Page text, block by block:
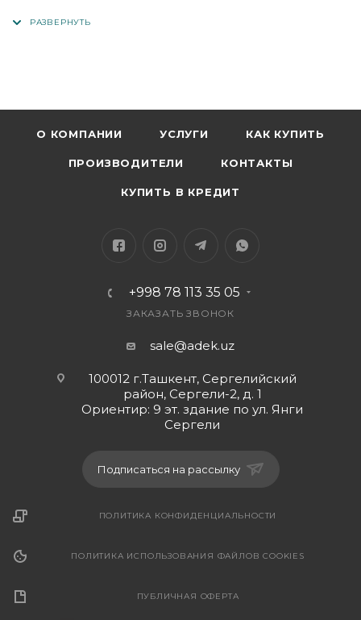
О КОМПАНИИ УСЛУГИ КАК КУПИТЬ
ПРОИЗВОДИТЕЛИ КОНТАКТЫ
КУПИТЬ В КРЕДИТ
+998 78 113 35 05
ЗАКАЗАТЬ ЗВОНОК
sale@adek.uz
100012 г.Ташкент, Сергелийский
район, Сергели-2, д. 1
Ориентир: 9 эт. здание по ул. Янги
Сергели
Подписаться на рассылку
ПОЛИТИКА КОНФИДЕНЦИАЛЬНОСТИ
ПОЛИТИКА ИСПОЛЬЗОВАНИЯ ФАЙЛОВ COOKIES
ПУБЛИЧНАЯ ОФЕРТА